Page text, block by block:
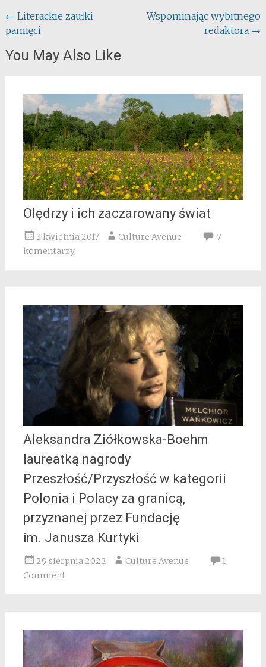
Post
navigation
← Literackie zaułki
pamięci
Wspominając wybitnego
redaktora →
You May Also Like
Olędrzy i ich zaczarowany świat
3 kwietnia 2017 Culture Avenue
7
komentarzy
Aleksandra Ziółkowska-Boehm
laureatką nagrody
Przeszłość/Przyszłość w kategorii
Polonia i Polacy za granicą,
przyznanej przez Fundację
im. Janusza Kurtyki
29 sierpnia 2022 Culture Avenue
1
Comment